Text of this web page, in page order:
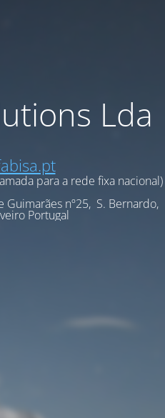
Lda
para a rede fixa nacional)
Guimarães nº25, S. Bernardo,
Portugal